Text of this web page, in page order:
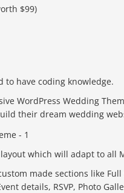
$99)
to have coding knowledge.
WordPress Wedding
their dream wedding
which will adapt to all
made sections like
details, RSVP, Photo